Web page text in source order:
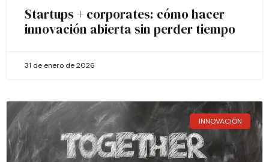
Startups + corporates: cómo hacer
innovación abierta sin perder tiempo
31 de enero de 2026
INNOVACIÓN